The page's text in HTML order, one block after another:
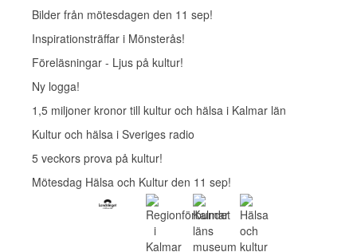
Bilder från mötesdagen den 11 sep!
Inspirationsträffar i Mönsterås!
Föreläsningar - Ljus på kultur!
Ny logga!
1,5 miljoner kronor till kultur och hälsa i Kalmar län
Kultur och hälsa i Sveriges radio
5 veckors prova på kultur!
Mötesdag Hälsa och Kultur den 11 sep!